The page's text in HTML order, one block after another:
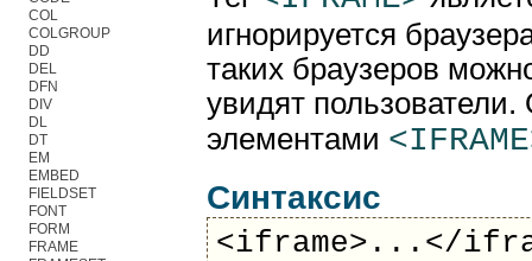
COL
COLGROUP
DD
DEL
DFN
DIV
DL
DT
EM
EMBED
FIELDSET
FONT
FORM
FRAME
игнорируется
таких браузеров
увидят
элементами
Синтаксис
<iframe>...</